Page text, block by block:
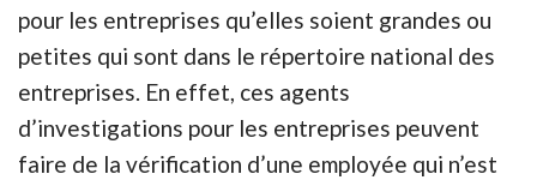
pour les entreprises qu’elles soient grandes ou
petites qui sont dans le répertoire national des
entreprises. En effet, ces agents
d’investigations pour les entreprises peuvent
faire de la vérification d’une employée qui n’est